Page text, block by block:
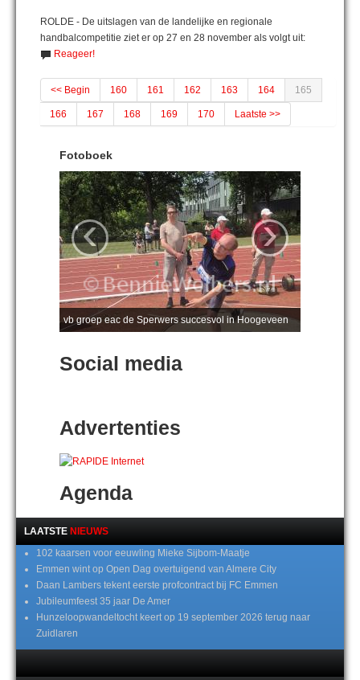
ROLDE - De uitslagen van de landelijke en regionale
handbalcompetitie ziet er op 27 en 28 november als volgt uit:
Reageer!
<< Begin 160 161 162 163 164 165
166 167 168 169 170 Laatste >>
Fotoboek
vb groep eac de Sperwers succesvol in Hoogeveen
‹ ›
Social media
Advertenties
Agenda
LAATSTE NIEUWS
102 kaarsen voor eeuwling Mieke Sijbom-Maatje
Emmen wint op Open Dag overtuigend van Almere City
Daan Lambers tekent eerste profcontract bij FC Emmen
Jubileumfeest 35 jaar De Amer
Hunzeloopwandeltocht keert op 19 september 2026 terug naar
Zuidlaren